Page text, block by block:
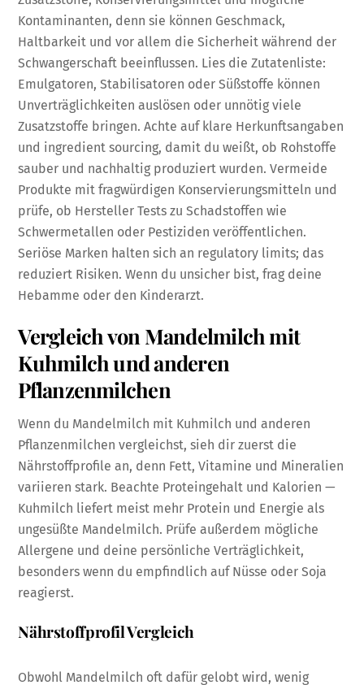
Kontaminanten, denn sie können Geschmack,
Haltbarkeit und vor allem die Sicherheit während der
Schwangerschaft beeinflussen. Lies die Zutatenliste:
Emulgatoren, Stabilisatoren oder Süßstoffe können
Unverträglichkeiten auslösen oder unnötig viele
Zusatzstoffe bringen. Achte auf klare Herkunftsangaben
und ingredient sourcing, damit du weißt, ob Rohstoffe
sauber und nachhaltig produziert wurden. Vermeide
Produkte mit fragwürdigen Konservierungsmitteln und
prüfe, ob Hersteller Tests zu Schadstoffen wie
Schwermetallen oder Pestiziden veröffentlichen.
Seriöse Marken halten sich an regulatory limits; das
reduziert Risiken. Wenn du unsicher bist, frag deine
Hebamme oder den Kinderarzt.
Vergleich von Mandelmilch mit
Kuhmilch und anderen
Pflanzenmilchen
Wenn du Mandelmilch mit Kuhmilch und anderen
Pflanzenmilchen vergleichst, sieh dir zuerst die
Nährstoffprofile an, denn Fett, Vitamine und Mineralien
variieren stark. Beachte Proteingehalt und Kalorien —
Kuhmilch liefert meist mehr Protein und Energie als
ungesüßte Mandelmilch. Prüfe außerdem mögliche
Allergene und deine persönliche Verträglichkeit,
besonders wenn du empfindlich auf Nüsse oder Soja
reagierst.
Nährstoffprofil Vergleich
Obwohl Mandelmilch oft dafür gelobt wird, wenig